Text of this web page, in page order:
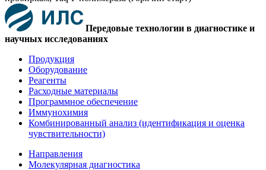
Передовые технологии в диагностике и
научных исследованиях
Продукция
Оборудование
Реагенты
Расходные материалы
Программное обеспечение
Иммунохимия
Комбинированный анализ (идентификация и оценка
чувствительности)
Направления
Молекулярная диагностика